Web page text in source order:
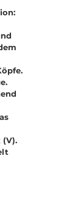
(V).